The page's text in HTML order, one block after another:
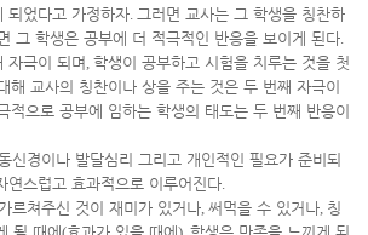
되었다고 가정하자. 그러면 교사는 그 학생을 칭찬하
그 학생은 공부에 더 적극적인 반응을 보이게 된다.
자극이 되며 , 학생이 공부하고 시험을 치루는 것을 첫
해 교사의 칭찬이나 상을 주는 것은 두 번째 자극이
적으로 공부에 임하는 학생의 태도는 두 번째 반응이
신경이나 발달심리 그리고 개인적인 필요가 준비되
연스럽고 효과적으로 이루어진다.
르쳐주신 것이 재미가 있거나, 써먹을 수 있거나, 칭